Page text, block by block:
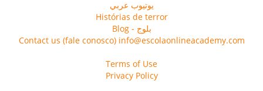
يوتيوب عربي
Histórias de terror
Blog - بلوج
Contact us (fale conosco) info@escolaonlineacademy.com
Terms of Use
Privacy Policy